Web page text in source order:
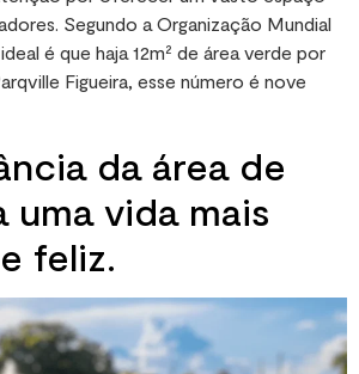
Segundo a Organização Mundial
é que haja 12m² de área verde por
Figueira, esse número é nove
da área de
uma vida mais
feliz.